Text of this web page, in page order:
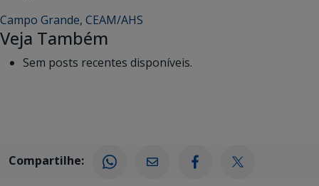
Campo Grande, CEAM/AHS
Veja Também
Sem posts recentes disponíveis.
Compartilhe: